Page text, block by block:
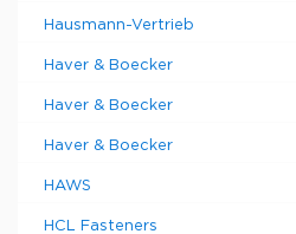
Hausmann-Vertrieb
Haver & Boecker
Haver & Boecker
Haver & Boecker
HAWS
HCL Fasteners